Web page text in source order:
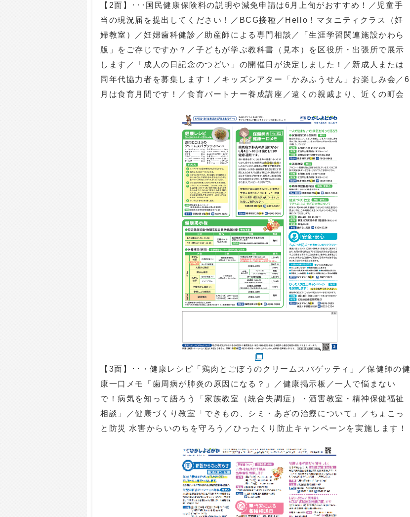
【2面】･･･国民健康保険料の説明や減免申請は6月上旬がおすすめ！／児童手
当の現況届を提出してください！／BCG接種／Hello！マタニティクラス（妊
婦教室）／妊婦歯科健診／助産師による専門相談／「生涯学習関連施設かわら
版」をご存じですか？／子どもが学ぶ教科書（見本）を区役所・出張所で展示
します／「成人の日記念のつどい」の開催日が決定しました！／新成人または
同年代協力者を募集します！／キッズシアター「かみふうせん」お楽しみ会／6
月は食育月間です！／食育パートナー養成講座／遠くの親戚より、近くの町会
【3面】･･・健康レシピ「鶏肉とごぼうのクリームスパゲッティ」／保健師の健
康一口メモ「歯周病が肺炎の原因になる？」／健康掲示板／一人で悩まない
で！病気を知って語ろう「家族教室（統合失調症）・酒害教室・精神保健福祉
相談」／健康づくり教室「できもの、シミ・あざの治療について」／ちょこっ
と防災 水害からいのちを守ろう／ひったくり防止キャンペーンを実施します！